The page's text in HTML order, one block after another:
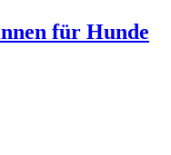
für Hunde